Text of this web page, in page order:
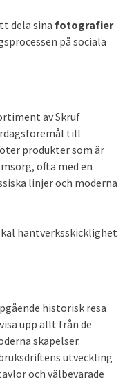
dela sina fotografier
på sociala
av Skruf
till
produkter som är
ofta med en
linjer och moderna
hantverksskicklighet
historisk resa
upp allt från de
skapelser.
utveckling
och välbevarade